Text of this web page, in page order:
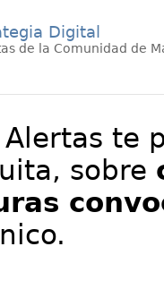
Digital
de la Comunidad de
Alertas te
sobre